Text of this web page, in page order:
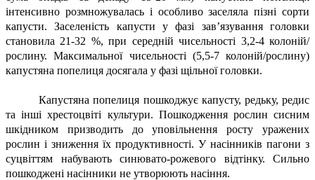
інтенсивно розмножувалась і особливо заселяла пізні сорти
капусти. Заселеність капусти у фазі зав’язування головки
становила 21-32 %, при середній чисельності 3,2-4 колоній/
рослину. Максимальної чисельності (5,5-7 колоній/рослину)
капустяна попелиця досягала у фазі щільної головки.
Капустяна попелиця пошкоджує капусту, редьку, редис
та інші хрестоцвіті культури. Пошкодження рослин сисним
шкідником призводить до уповільнення росту уражених
рослин і зниження їх продуктивності. У насінників пагони з
суцвіттям набувають синювато-рожевого відтінку. Сильно
пошкоджені насінники не утворюють насіння.